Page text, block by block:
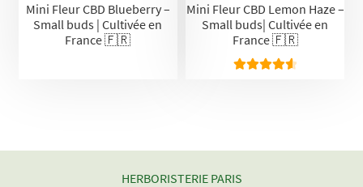
Mini Fleur CBD Blueberry –
Small buds | Cultivée en
France 🇫🇷
Mini Fleur CBD Lemon Haze –
Small buds| Cultivée en
France 🇫🇷
HERBORISTERIE PARIS